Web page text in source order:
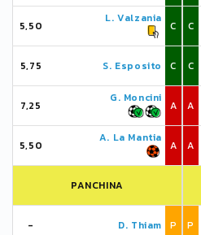
5,50
L. Valzania
C
5,75 S. Esposito C
7,25
G. Moncini
A
5,50
A. La Mantia
A
PANCHINA
- D. Thiam P
C
C
A
A
P